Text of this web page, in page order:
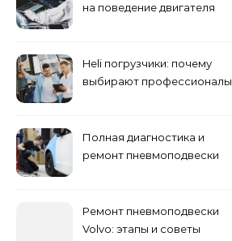
на поведение двигателя
Heli погрузчики: почему
выбирают профессионалы
Полная диагностика и
ремонт пневмоподвески
Ремонт пневмоподвески
Volvo: этапы и советы